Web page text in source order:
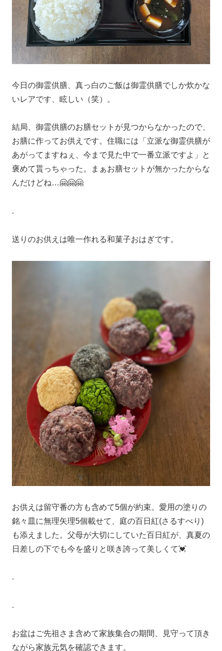
今日の御霊供膳、真っ白のご飯は御霊供膳でしか炊かな
いレアです、眩しい（笑）。
結局、御霊供膳のお膳セットが見つからなかったので、
お膳に作ってお供えです。住職には「立派な御霊供膳が
あがってますねぇ、今まで見た中で一番立派ですよ」と
褒めて貰っちゃった。まぁお膳セットが無かったからな
んだけどね…🤗🤗🤗
.
送りのお供えは唯一作れる和菓子おはぎです。
お供えは留守番の方も含めて5個が約束。愛用の塗りの
銘々皿に無理矢理5個載せて、庭の百日紅(さるすべり)
も添えました。父母が大切にしていた百日紅が、真夏の
日差しの下でも今を盛りと咲き誇って美しくて💓
.
.
お盆はご先祖さま含めて家族集合の期間、見守って頂き
ながら家族元気を確認できます。